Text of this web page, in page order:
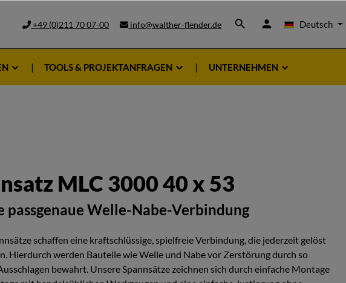
Deutsch
+49 (0)211 70 07-00 info@walther-flender.de
TOOLS & PROJEKTANFRAGEN UNTERNEHMEN
MLC 3000 40 x 53
passgenaue Welle-Nabe-Verbindung
schaffen eine kraftschlüssige, spielfreie Verbindung, die jederzeit gelöst
Hierdurch werden Bauteile wie Welle und Nabe vor Zerstörung durch so
bewahrt. Unsere Spannsätze zeichnen sich durch einfache Montage